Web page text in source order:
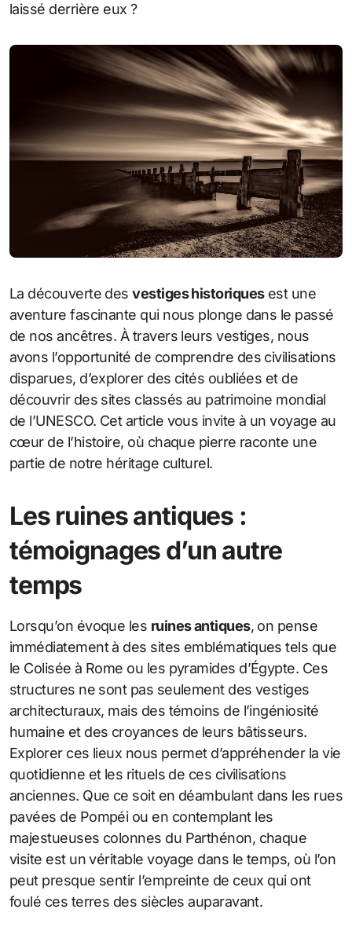
laissé derrière eux ?
La découverte desvestiges historiquesest une
aventure fascinante qui nous plonge dans le passé
de nos ancêtres. À travers leurs vestiges, nous
avons l’opportunité de comprendre des civilisations
disparues, d’explorer des cités oubliées et de
découvrir des sites classés au patrimoine mondial
de l’UNESCO. Cet article vous invite à un voyage au
cœur de l’histoire, où chaque pierre raconte une
partie de notre héritage culturel.
Les ruines antiques :
témoignages d’un autre
temps
Lorsqu’on évoque les ruines antiques, on pense
immédiatement à des sites emblématiques tels que
le Colisée à Rome ou les pyramides d’Égypte. Ces
structures ne sont pas seulement des vestiges
architecturaux, mais des témoins de l’ingéniosité
humaine et des croyances de leurs bâtisseurs.
Explorer ces lieux nous permet d’appréhender la vie
quotidienne et les rituels de ces civilisations
anciennes. Que ce soit en déambulant dans les rues
pavées de Pompéi ou en contemplant les
majestueuses colonnes du Parthénon, chaque
visite est un véritable voyage dans le temps, où l’on
peut presque sentir l’empreinte de ceux qui ont
foulé ces terres des siècles auparavant.